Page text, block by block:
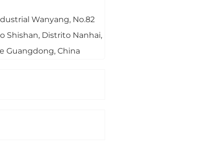
Wanyang, No.82
Shishan, Distrito Nanhai,
Guangdong, China